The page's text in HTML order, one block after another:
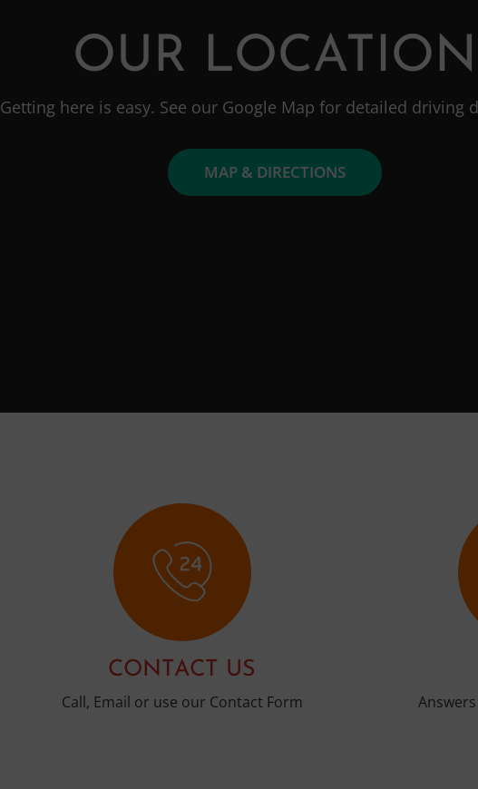
OUR LOCATION
Getting here is easy. See our Google Map for detailed driving
MAP & DIRECTIONS
CONTACT US
Call, Email or use our Contact Form